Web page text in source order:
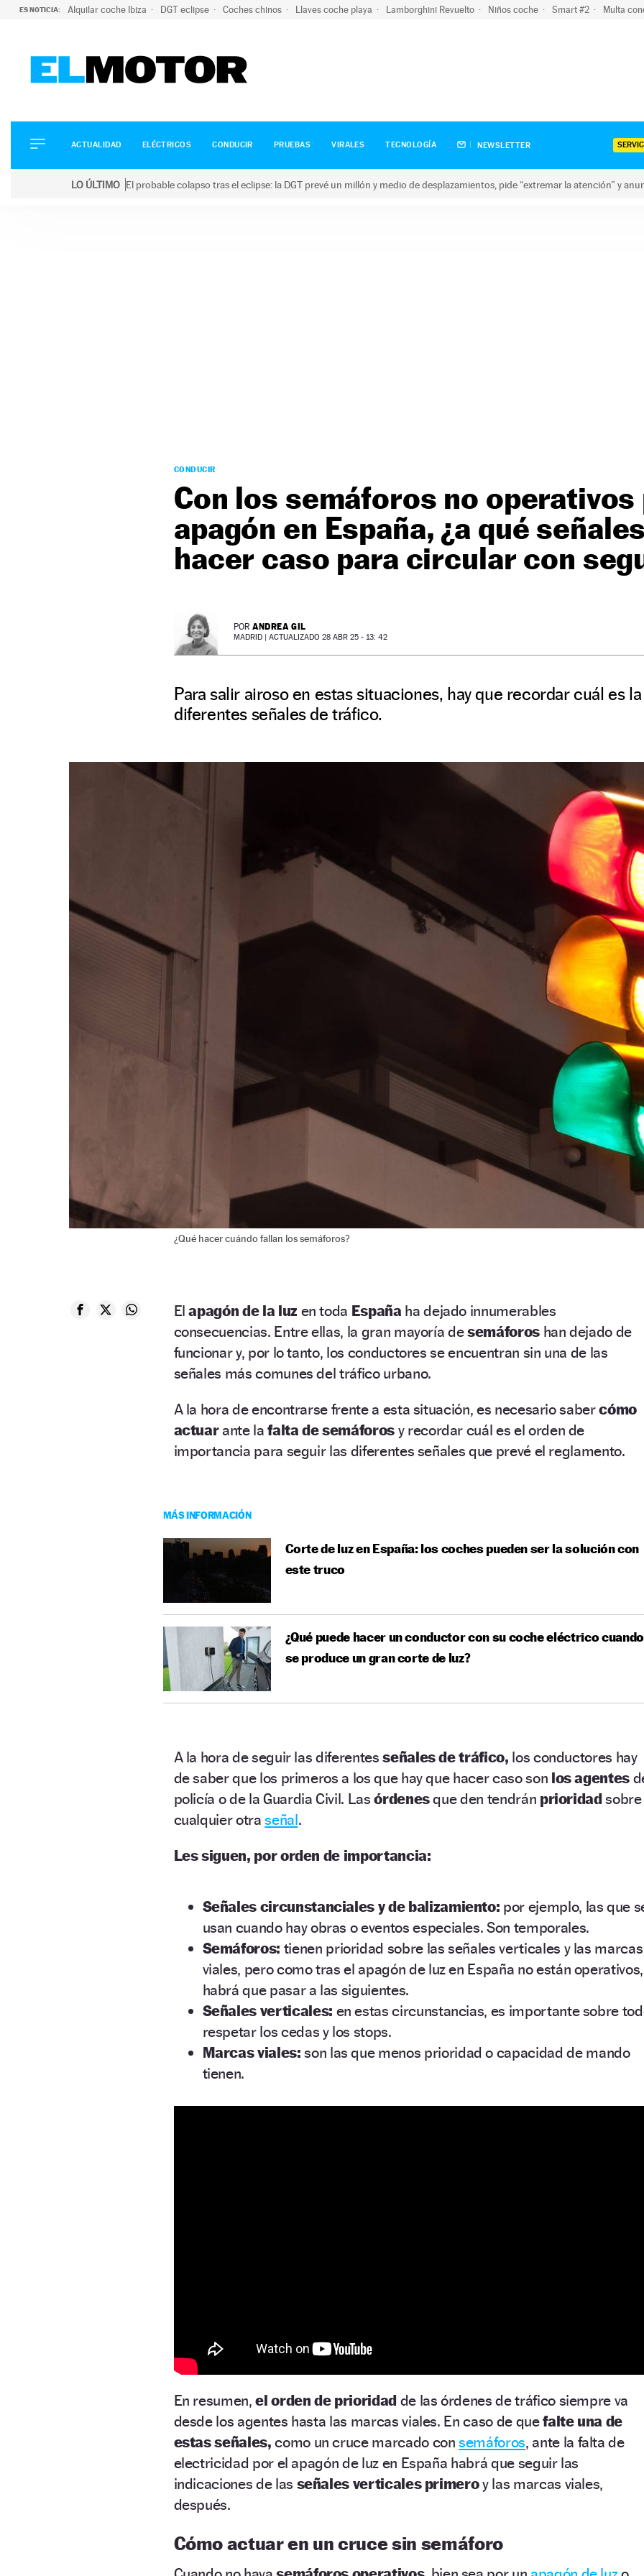
ES NOTICIA: Alquilar coche Ibiza DGT eclipse Coches chinos Llaves coche playa Lamborghini Revuelto Niños coche Smart #2 Multa
ELÉCTRICOS
CONDUCIR
ACTUALIDAD ELÉCTRICOS CONDUCIR PRUEBAS VIRALES TECNOLOGÍA NEWSLETTER
LO ÚLTIMO El probable colapso tras el eclipse: la DGT prevé un millón y medio de desplazamientos, pide “extremar la atención” y
CONDUCIR
Con los semáforos no operativos
apagón en España, ¿a qué
hacer caso para circular con
POR ANDREA GIL
MADRID | ACTUALIZADO 28 ABR 25 - 13: 42
Para salir airoso en estas situaciones, hay que recordar cuál es
diferentes señales de tráfico.
¿Qué hacer cuándo fallan los semáforos?
Elapagón de la luz en toda España ha dejado innumerables
consecuencias. Entre ellas, la gran mayoría desemáforos han dejado de
funcionar y, por lo tanto, los conductores se encuentran sin una de las
señales más comunes del tráfico urbano.
A la hora de encontrarse frente a esta situación, es necesario sabercómo
actuarante lafalta de semáforosy recordar cuál es el orden de
importancia para seguir las diferentes señales que prevé el reglamento.
MÁS INFORMACIÓN
Corte de luz en España: los coches pueden ser la solución con
este truco
¿Qué puede hacer un conductor con su coche eléctrico cuando
se produce un gran corte de luz?
A la hora de seguir las diferentesseñales de tráfico, los conductores hay
de saber que los primeros a los que hay que hacer caso son los agentes
policía o de la Guardia Civil. Las órdenesque den tendrán prioridadsobre
cualquier otraseñal.
Les siguen, por orden de importancia:
Señales circunstanciales y de balizamiento: por ejemplo, las que
usan cuando hay obras o eventos especiales. Son temporales.
Semáforos: tienen prioridad sobre las señales verticales y las marcas
viales, pero como tras el apagón de luz en España no están operativos,
habrá que pasar a las siguientes.
Señales verticales: en estas circunstancias, es importante sobre
respetar los cedas y los stops.
Marcas viales: son las que menos prioridad o capacidad de mando
tienen.
En resumen,el orden de prioridad de las órdenes de tráfico siempre va
desde los agentes hasta las marcas viales. En caso de quefalte una de
estas señales, como un cruce marcado consemáforos, ante la falta de
electricidad por el apagón de luz en España habrá que seguir las
indicaciones de las señales verticales primeroy las marcas viales,
después.
Cómo actuar en un cruce sin semáforo